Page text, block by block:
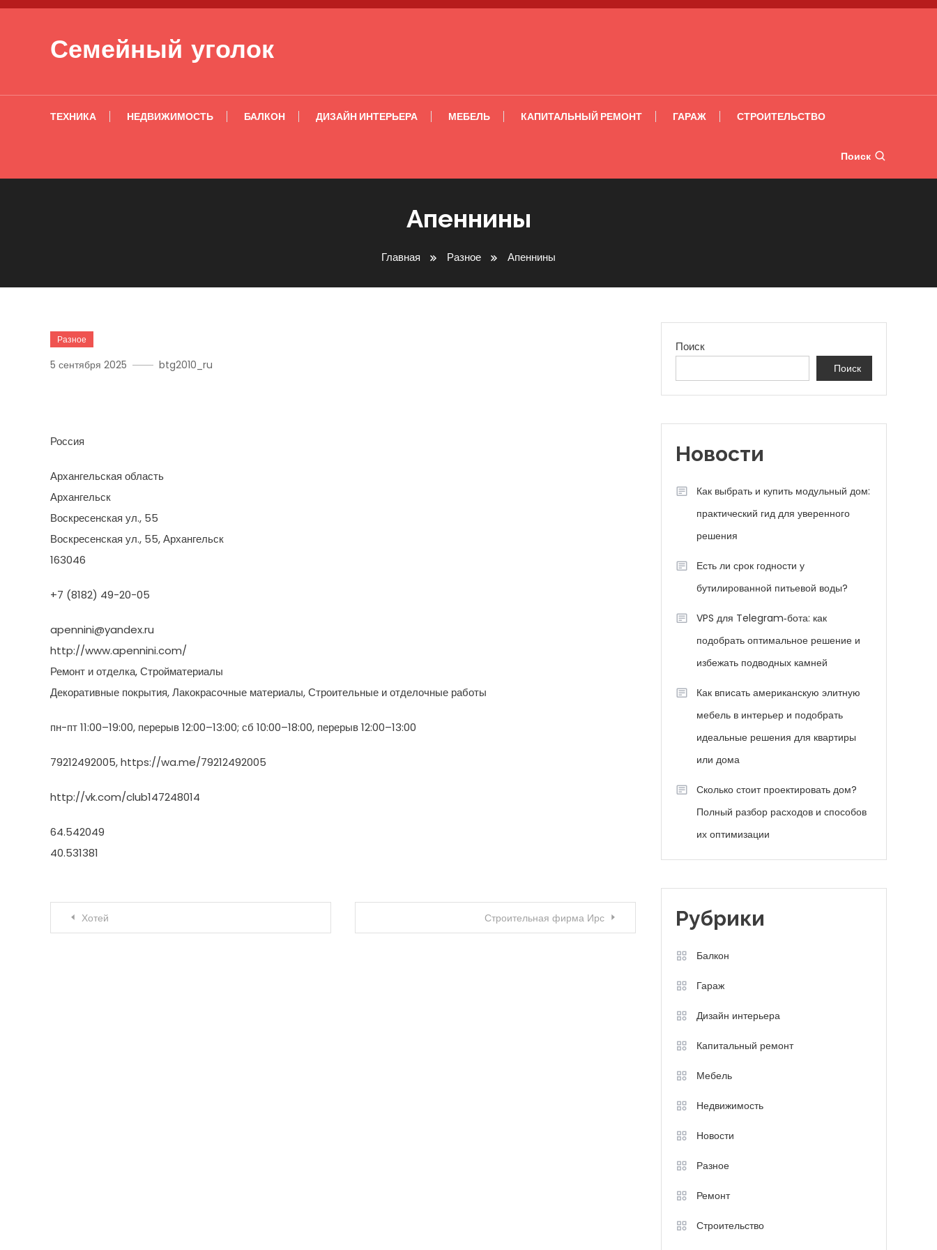
Перейти к содержимому
Семейный уголок
ТЕХНИКА НЕДВИЖИМОСТЬ БАЛКОН ДИЗАЙН ИНТЕРЬЕРА МЕБЕЛЬ КАПИТАЛЬНЫЙ РЕМОНТ ГАРАЖ СТРОИТЕЛЬСТВО
Поиск
Апеннины
Главная Разное Апеннины
Разное
5 сентября 2025 btg2010_ru
Россия
Архангельская область
Архангельск
Воскресенская ул., 55
Воскресенская ул., 55, Архангельск
163046
+7 (8182) 49-20-05
apennini@yandex.ru
http://www.apennini.com/
Ремонт и отделка, Стройматериалы
Декоративные покрытия, Лакокрасочные материалы, Строительные и отделочные работы
пн-пт 11:00–19:00, перерыв 12:00–13:00; сб 10:00–18:00, перерыв 12:00–13:00
79212492005, https://wa.me/79212492005
http://vk.com/club147248014
64.542049
40.531381
Навигация по записям
Хотей Строительная фирма Ирс
Поиск
Поиск
Новости
Как выбрать и купить модульный дом:
практический гид для уверенного
решения
Есть ли срок годности у
бутилированной питьевой воды?
VPS для Telegram‑бота: как
подобрать оптимальное решение и
избежать подводных камней
Как вписать американскую элитную
мебель в интерьер и подобрать
идеальные решения для квартиры
или дома
Сколько стоит проектировать дом?
Полный разбор расходов и способов
их оптимизации
Рубрики
Балкон
Гараж
Дизайн интерьера
Капитальный ремонт
Мебель
Недвижимость
Новости
Разное
Ремонт
Строительство